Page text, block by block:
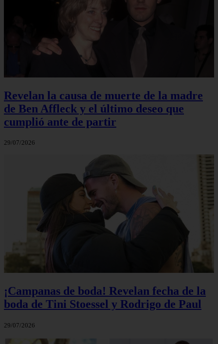
Revelan la causa de muerte de la madre
de Ben Affleck y el último deseo que
cumplió ante de partir
29/07/2026
¡Campanas de boda! Revelan fecha de la
boda de Tini Stoessel y Rodrigo de Paul
29/07/2026